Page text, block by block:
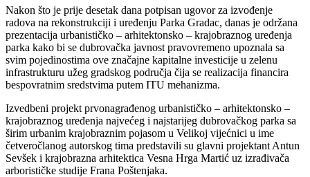
Nakon što je prije desetak dana potpisan ugovor za izvođenje
radova na rekonstrukciji i uređenju Parka Gradac, danas je održana
prezentacija urbanističko – arhitektonsko – krajobraznog uređenja
parka kako bi se dubrovačka javnost pravovremeno upoznala sa
svim pojedinostima ove značajne kapitalne investicije u zelenu
infrastrukturu užeg gradskog područja čija se realizacija financira
bespovratnim sredstvima putem ITU mehanizma.
Izvedbeni projekt prvonagrađenog urbanističko – arhitektonsko –
krajobraznog uređenja najvećeg i najstarijeg dubrovačkog parka sa
širim urbanim krajobraznim pojasom u Velikoj vijećnici u ime
četveročlanog autorskog tima predstavili su glavni projektant Antun
Sevšek i krajobrazna arhitektica Vesna Hrga Martić uz izrađivača
arborističke studije Frana Poštenjaka.